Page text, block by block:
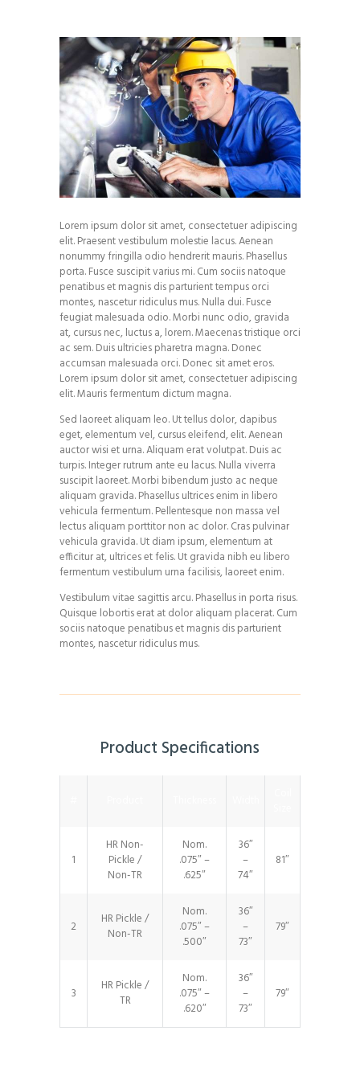
Lorem ipsum dolor sit amet, consectetuer adipiscing
elit. Praesent vestibulum molestie lacus. Aenean
nonummy fringilla odio hendrerit mauris. Phasellus
porta. Fusce suscipit varius mi. Cum sociis natoque
penatibus et magnis dis parturient tempus orci
montes, nascetur ridiculus mus. Nulla dui. Fusce
feugiat malesuada odio. Morbi nunc odio, gravida
at, cursus nec, luctus a, lorem. Maecenas tristique orci
ac sem. Duis ultricies pharetra magna. Donec
accumsan malesuada orci. Donec sit amet eros.
Lorem ipsum dolor sit amet, consectetuer adipiscing
elit. Mauris fermentum dictum magna.
Sed laoreet aliquam leo. Ut tellus dolor, dapibus
eget, elementum vel, cursus eleifend, elit. Aenean
auctor wisi et urna. Aliquam erat volutpat. Duis ac
turpis. Integer rutrum ante eu lacus. Nulla viverra
suscipit laoreet. Morbi bibendum justo ac neque
aliquam gravida. Phasellus ultrices enim in libero
vehicula fermentum. Pellentesque non massa vel
lectus aliquam porttitor non ac dolor. Cras pulvinar
vehicula gravida. Ut diam ipsum, elementum at
efficitur at, ultrices et felis. Ut gravida nibh eu libero
fermentum vestibulum urna facilisis, laoreet enim.
Vestibulum vitae sagittis arcu. Phasellus in porta risus.
Quisque lobortis erat at dolor aliquam placerat. Cum
sociis natoque penatibus et magnis dis parturient
montes, nascetur ridiculus mus.
Product Specifications
1
HR Non-
Pickle /
Non-TR
Nom.
.075″ –
.625″
36″
–
74″
81″
2
HR Pickle /
Non-TR
Nom.
.075″ –
.500″
36″
–
73″
79″
3
HR Pickle /
TR
Nom.
.075″ –
.620″
36″
–
73″
79″